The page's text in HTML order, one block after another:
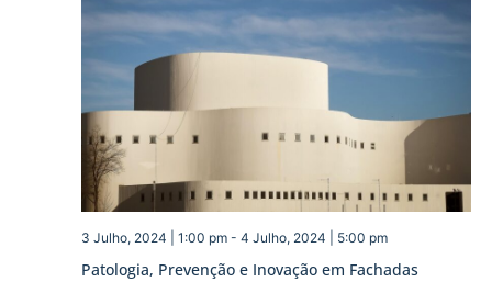
Patologia, Prevenção e Inovação em Fachadas
3 Julho, 2024 | 1:00 pm- 4 Julho, 2024 | 5:00 pm